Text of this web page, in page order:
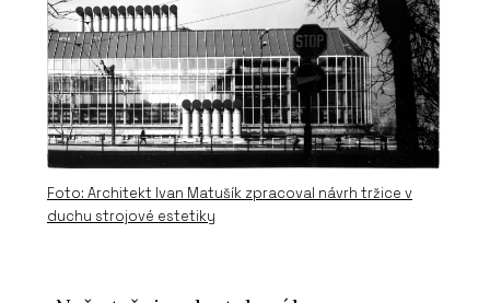
Foto: Architekt Ivan Matušík zpracoval návrh tržice v
duchu strojové estetiky